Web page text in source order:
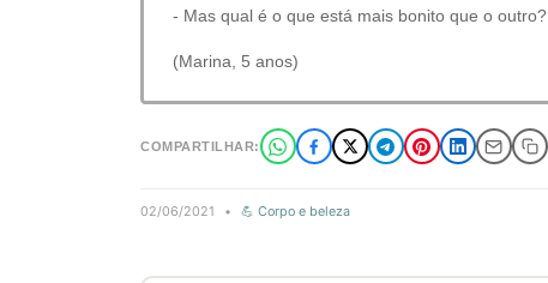
- Mas qual é o que está mais bonito que o outro?
(Marina, 5 anos)
COMPARTILHAR:
02/06/2021 • 💪 Corpo e beleza